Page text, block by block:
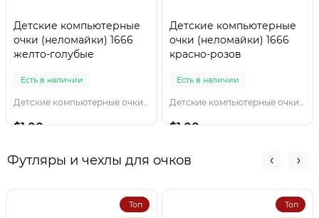
Детские компьютерные
очки (неломайки) 1666
желто-голубые
Есть в наличии
Детские компьютерные очки 1666 желто-голубы
$1.00
Детские компьютерные
очки (неломайки) 1666
красно-розов
Есть в наличии
Детские компьютерные очки 1666 красно-розов
$1.00
Футляры и чехлы для очков
Топ Топ